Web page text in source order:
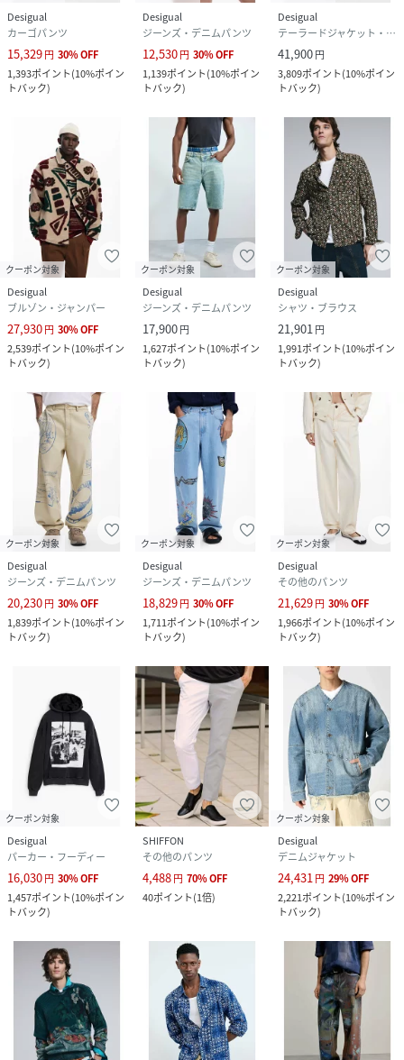
Desigual
カーゴパンツ
15,329円 30%OFF
1,393ポイント(10%ポイン
トバック)
Desigual
ジーンズ・デニムパンツ
12,530円 30%OFF
1,139ポイント(10%ポイン
トバック)
Desigual
テーラードジャケット・ブレザー
41,900円
3,809ポイント(10%ポイン
トバック)
クーポン対象
Desigual
ブルゾン・ジャンパー
27,930円 30%OFF
2,539ポイント(10%ポイン
トバック)
クーポン対象
Desigual
ジーンズ・デニムパンツ
17,900円
1,627ポイント(10%ポイン
トバック)
クーポン対象
Desigual
シャツ・ブラウス
21,901 円
1,991ポイント(10%ポイン
トバック)
クーポン対象
Desigual
ジーンズ・デニムパンツ
20,230円 30%OFF
1,839ポイント(10%ポイン
トバック)
クーポン対象
Desigual
ジーンズ・デニムパンツ
18,829円 30%OFF
1,711ポイント(10%ポイン
トバック)
クーポン対象
Desigual
その他のパンツ
21,629円 30%OFF
1,966ポイント(10%ポイン
トバック)
クーポン対象
Desigual
パーカー・フーディー
16,030円 30%OFF
1,457ポイント(10%ポイン
トバック)
SHIFFON
その他のパンツ
4,488円 70%OFF
40ポイント(1倍)
クーポン対象
Desigual
デニムジャケット
24,431 円 29%OFF
2,221ポイント(10%ポイン
トバック)